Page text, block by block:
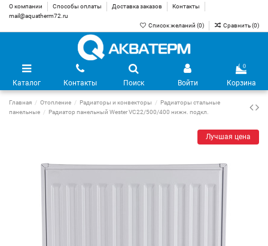
О компании Способы оплаты Доставка заказов
Контакты
mail@aquatherm72.ru
Список желаний (0) Сравнить (0)
Каталог Контакты Поиск Войти
0
Корзина
Главная Отопление Радиаторы и конвекторы
Радиаторы стальные
панельные
Радиатор панельный Wester VC22/500/400 нижн. подкл.
Лучшая цена